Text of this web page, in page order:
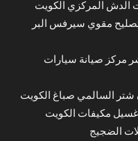
الدش المركزي الكويت
مقوي سيرفس البر
مركز صيانة سيارات
شتر السالمي صباغ الكويت
غسيل مكيفات الكويت
الضجيج